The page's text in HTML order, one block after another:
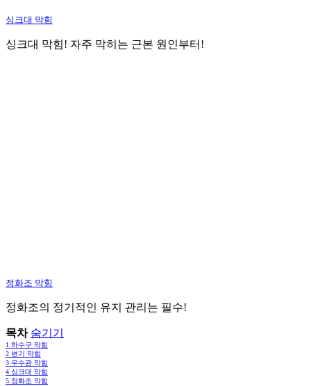
싱크대 막힘
싱크대 막힘! 자주 막히는 근본 원인부터!
정화조 막힘
정화조의 정기적인 유지 관리는 필수!
목차 숨기기
1 하수구 막힘
2 변기 막힘
3 우수관 막힘
4 싱크대 막힘
5 정화조 막힘